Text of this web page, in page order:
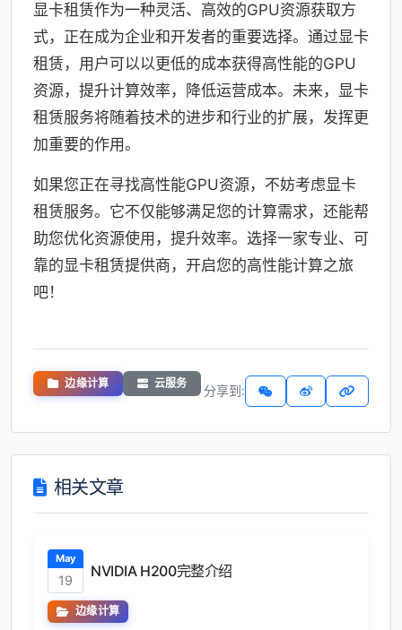
显卡租赁作为一种灵活、高效的GPU资源获取方
式，正在成为企业和开发者的重要选择。通过显卡
租赁，用户可以以更低的成本获得高性能的GPU
资源，提升计算效率，降低运营成本。未来，显卡
租赁服务将随着技术的进步和行业的扩展，发挥更
加重要的作用。
如果您正在寻找高性能GPU资源，不妨考虑显卡
租赁服务。它不仅能够满足您的计算需求，还能帮
助您优化资源使用，提升效率。选择一家专业、可
靠的显卡租赁提供商，开启您的高性能计算之旅
吧！
边缘计算 云服务 分享到:
相关文章
May
19
NVIDIA H200完整介绍
边缘计算